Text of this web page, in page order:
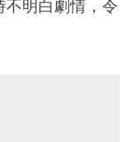
明白劇情，令